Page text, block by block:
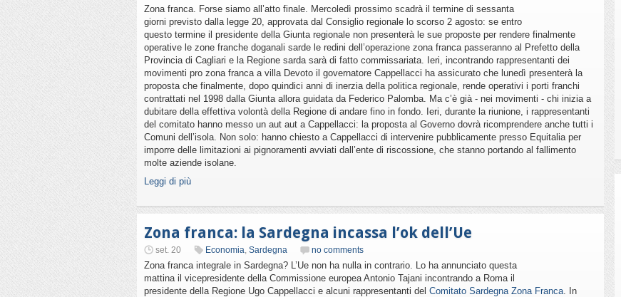
Zona franca. Forse siamo all’atto finale. Mercoledì prossimo scadrà il termine di sessanta
giorni previsto dalla legge 20, approvata dal Consiglio regionale lo scorso 2 agosto: se entro
questo termine il presidente della Giunta regionale non presenterà le sue proposte per rendere finalmente
operative le zone franche doganali sarde le redini dell’operazione zona franca passeranno al Prefetto della
Provincia di Cagliari e la Regione sarda sarà di fatto commissariata. Ieri, incontrando rappresentanti dei
movimenti pro zona franca a villa Devoto il governatore Cappellacci ha assicurato che lunedì presenterà la
proposta che finalmente, dopo quindici anni di inerzia della politica regionale, rende operativi i porti franchi
contrattati nel 1998 dalla Giunta allora guidata da Federico Palomba. Ma c’è già - nei movimenti - chi inizia a
dubitare della effettiva volontà della Regione di andare fino in fondo. Ieri, durante la riunione, i rappresentanti
del comitato hanno messo un aut aut a Cappellacci: la proposta al Governo dovrà ricomprendere anche tutti i
Comuni dell’isola. Non solo: hanno chiesto a Cappellacci di intervenire pubblicamente presso Equitalia per
imporre delle limitazioni ai pignoramenti avviati dall’ente di riscossione, che stanno portando al fallimento
molte aziende isolane.
Leggi di più
Zona franca: la Sardegna incassa l’ok dell’Ue
set. 20 Economia, Sardegna no comments
Zona franca integrale in Sardegna? L’Ue non ha nulla in contrario. Lo ha annunciato questa
mattina il vicepresidente della Commissione europea Antonio Tajani incontrando a Roma il
presidente della Regione Ugo Cappellacci e alcuni rappresentanti del Comitato Sardegna Zona Franca. In